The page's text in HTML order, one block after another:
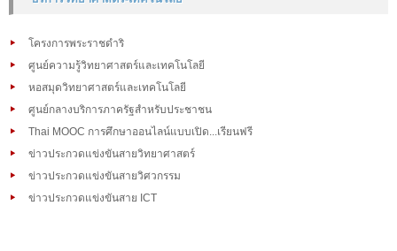
โครงการพระราชดำริ
ศูนย์ความรู้วิทยาศาสตร์และเทคโนโลยี
หอสมุดวิทยาศาสตร์และเทคโนโลยี
ศูนย์กลางบริการภาครัฐสำหรับประชาชน
Thai MOOC การศึกษาออนไลน์แบบเปิด...เรียนฟรี
ข่าวประกวดแข่งขันสายวิทยาศาสตร์
ข่าวประกวดแข่งขันสายวิศวกรรม
ข่าวประกวดแข่งขันสาย ICT